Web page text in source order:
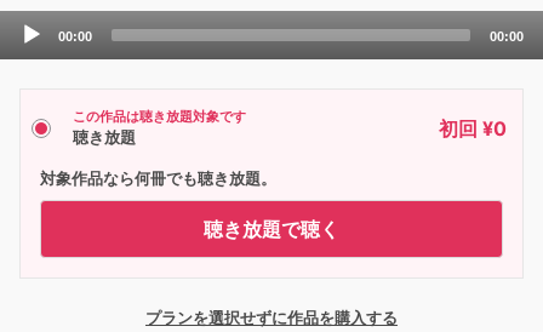
Audio
00:00 00:00
この作品は聴き放題対象です
聴き放題 初回 ¥0
対象作品なら何冊でも聴き放題。
聴き放題で聴く
プランを選択せずに作品を購入する